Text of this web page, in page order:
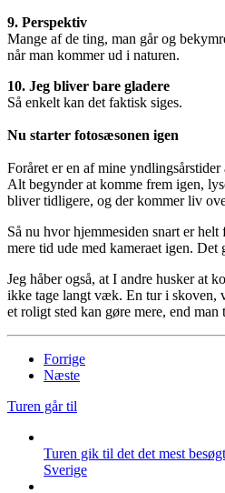
9. Perspektiv
Mange af de ting, man går og
når man kommer ud i naturen.
10. Jeg bliver bare gladere
Så enkelt kan det faktisk siges.
Nu starter fotosæsonen igen
Foråret er en af mine yndlingsårstider
Alt begynder at komme frem igen,
bliver tidligere, og der kommer liv
Så nu hvor hjemmesiden snart er
mere tid ude med kameraet igen.
Jeg håber også, at I andre husker at
ikke tage langt væk. En tur i skoven,
et roligt sted kan gøre mere, end man
Forrige
Næste
Turen går til
Turen gik til det det mest
Sverige